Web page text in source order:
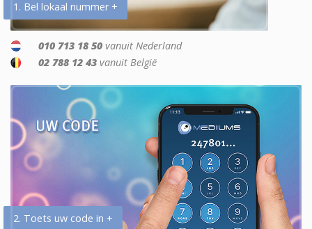
1. Bel lokaal nummer +
010 713 18 50 vanuit Nederland
02 788 12 43 vanuit België
2. Toets uw code in +